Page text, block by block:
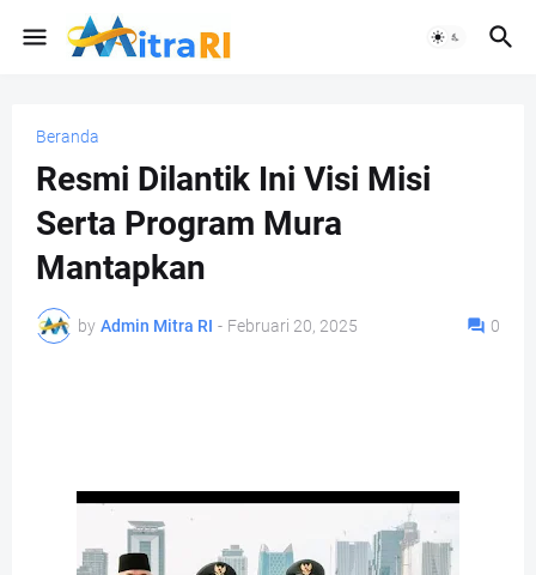
Beranda
Resmi Dilantik Ini Visi Misi
Serta Program Mura
Mantapkan
by Admin Mitra RI - Februari 20, 2025 0